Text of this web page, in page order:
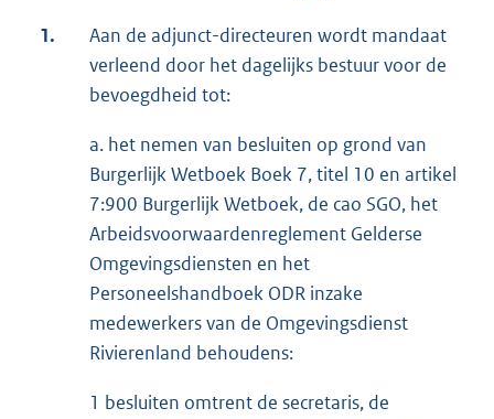
1.
Aan de adjunct-directeuren wordt mandaat
verleend door het dagelijks bestuur voor de
bevoegdheid tot:
a. het nemen van besluiten op grond van
Burgerlijk Wetboek Boek 7, titel 10 en artikel
7:900 Burgerlijk Wetboek, de cao SGO, het
Arbeidsvoorwaardenreglement Gelderse
Omgevingsdiensten en het
Personeelshandboek ODR inzake
medewerkers van de Omgevingsdienst
Rivierenland behoudens:
1 besluiten omtrent de secretaris, de